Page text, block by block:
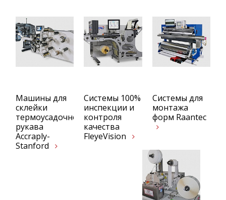
Машины для
склейки
термоусадочного
рукава
Accraply-
Stanford
Системы 100%
инспекции и
контроля
качества
FleyeVision
Системы для
монтажа
форм Raantec